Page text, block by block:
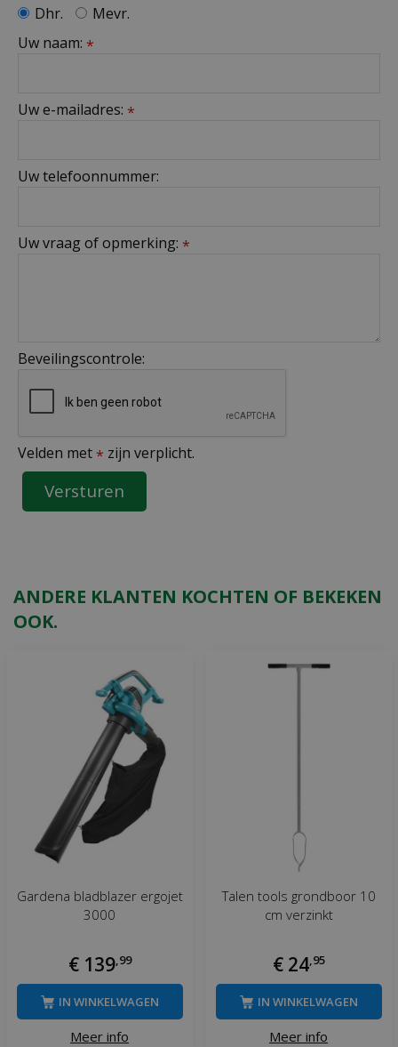
Dhr.
Mevr.
Uw naam: *
Uw e-mailadres: *
Uw telefoonnummer:
Uw vraag of opmerking: *
Beveilingscontrole:
Velden met * zijn verplicht.
ANDERE KLANTEN KOCHTEN OF BEKEKEN
OOK.
Gardena bladblazer ergojet
3000
€ 139,99
Meer info
IN WINKELWAGEN
Talen tools grondboor 10
cm verzinkt
€ 24,95
Meer info
IN WINKELWAGEN